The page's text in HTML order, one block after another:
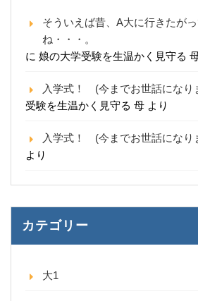
そういえば昔、A大に行きたが
ね・・・。
に 娘の大学受験を生温かく見守る
入学式！ (今までお世話になり
受験を生温かく見守る 母 より
入学式！ (今までお世話になり
より
カテゴリー
大1